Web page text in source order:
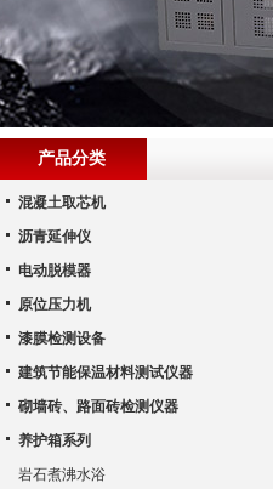
产品分类
混凝土取芯机
沥青延伸仪
电动脱模器
原位压力机
漆膜检测设备
建筑节能保温材料测试仪器
砌墙砖、路面砖检测仪器
养护箱系列
岩石煮沸水浴